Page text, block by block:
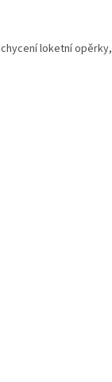
loketní opěrky,